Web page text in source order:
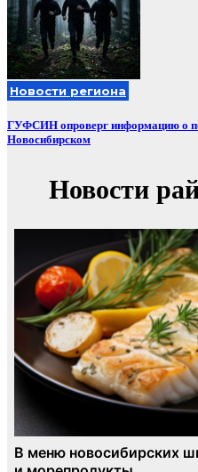
Новости региона
ГУФСИН опроверг информацию о
Новосибирском